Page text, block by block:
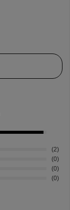
2
0
0
0